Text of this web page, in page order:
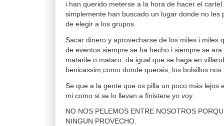
i han querido meterse a la hora de hacer el
simplemente han buscado un lugar donde no les
de elegir a los grupos.
Sacar dinero y aprovecharse de los miles i miles
de eventos siempre se ha hecho i siempre se
matarile o mataro, da igual que se haga en
benicassim,como donde querais, los bolsillos nos
Se que a la gente que os pilla un poco más lejos
mi como si se lo llevan a finistere yo voy.
NO NOS PELEMOS ENTRE NOSOTROS
NINGUN PROVECHO.